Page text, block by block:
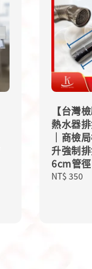
【台灣
熱水器
｜商檢
升強制
6cm管徑
Regular
NT$ 350